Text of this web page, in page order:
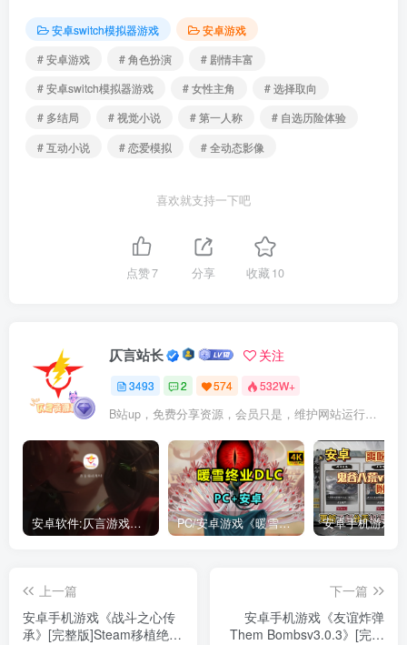
安卓switch模拟器游戏
安卓游戏
# 安卓游戏
# 角色扮演
# 剧情丰富
# 安卓switch模拟器游戏
# 女性主角
# 选择取向
# 多结局
# 视觉小说 # 第一人称
# 自选历险体验
# 互动小说
# 恋爱模拟 # 全动态影像
喜欢就支持一下吧
点赞7 分享 收藏 10
仄言站长 关注
3493 2 574 532W+
B站up，免费分享资源，会员只是，维护网站运行，会员权利为可以支持本地下载，更多内容，敬请期待！
安卓软件:仄言游戏库4.0APP全新上架了！没有下的赶紧下载呀！ PC/安卓游戏《暖雪最新v3.1.0.1》终业DLC整合版！
上一篇
安卓手机游戏《战斗之心传
承》[完整版]Steam移植绝对
下一篇
安卓手机游戏《友谊炸弹
Them Bombsv3.0.3》[完整